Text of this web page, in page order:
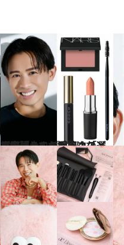
2025.6.24
小田切ヒロが回答！「どう頑張っても垢抜けない」「大人のチークの選び方は？」《愛用コスメ紹介》
ビューティ＆ヘルス